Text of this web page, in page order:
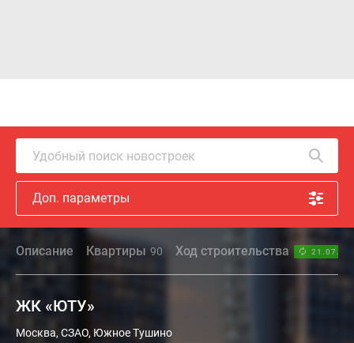
Удобный поиск новостроек
Доп. параметры
Описание Квартиры 90 Ход строительства 21.07.26
ЖК «ЮТУ»
Москва, СЗАО, Южное Тушино